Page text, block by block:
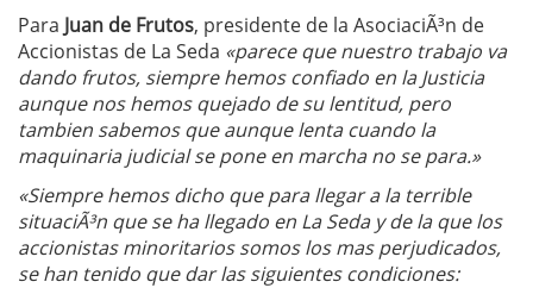
Para Juan de Frutos, presidente de la AsociaciÃ³n de
Accionistas de La Seda «parece que nuestro trabajo va
dando frutos, siempre hemos confiado en la Justicia
aunque nos hemos quejado de su lentitud, pero
tambien sabemos que aunque lenta cuando la
maquinaria judicial se pone en marcha no se para.»
«Siempre hemos dicho que para llegar a la terrible
situaciÃ³n que se ha llegado en La Seda y de la que los
accionistas minoritarios somos los mas perjudicados,
se han tenido que dar las siguientes condiciones: